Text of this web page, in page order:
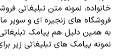
خانواده، نمونه متن تبلیغاتی
فروشگاه های زنجیره ای و سوپر
به همین دلیل هم پیامک
نمونه پیامک های تبلیغاتی زیر